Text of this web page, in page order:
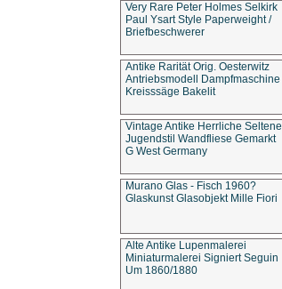
Very Rare Peter Holmes Selkirk
Paul Ysart Style Paperweight /
Briefbeschwerer
Antike Rarität Orig. Oesterwitz
Antriebsmodell Dampfmaschine
Kreisssäge Bakelit
Vintage Antike Herrliche Seltene
Jugendstil Wandfliese Gemarkt
G West Germany
Murano Glas - Fisch 1960?
Glaskunst Glasobjekt Mille Fiori
Alte Antike Lupenmalerei
Miniaturmalerei Signiert Seguin
Um 1860/1880